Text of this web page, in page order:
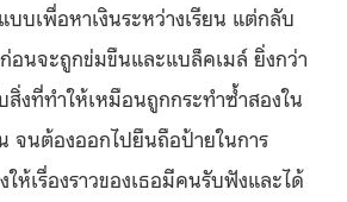
บเพื่อหาเงินระหว่างเรียน แต่กลับ
อนจะถูกข่มขืนและแบล็คเมล์ ยิ่งกว่า
งที่ทำให้เหมือนถูกกระทำซ้ำสองใน
จนต้องออกไปยืนถือป้ายในการ
ห้เรื่องราวของเธอมีคนรับฟังและได้